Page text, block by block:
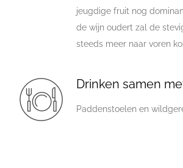
jeugdige fruit nog
de wijn oudert zal de
steeds meer naar voren
Drinken samen
Paddenstoelen en